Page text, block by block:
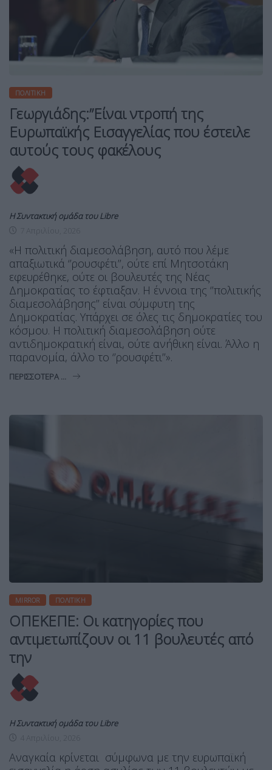
ΠΟΛΙΤΙΚΉ
Γεωργιάδης:”Είναι ντροπή της
Ευρωπαϊκής Εισαγγελίας που έστειλε
αυτούς τους φακέλους
Η Συντακτική ομάδα του Libre
«Η πολιτική διαμεσολάβηση, αυτό που λέμε
απαξιωτικά ‘’ρουσφέτι’’, ούτε επί Μητσοτάκη
εφευρέθηκε, ούτε οι βουλευτές της Νέας
Δημοκρατίας το έφτιαξαν. Η έννοια της ‘’πολιτικής
διαμεσολάβησης’’ είναι σύμφυτη της
Δημοκρατίας. Υπάρχει σε όλες τις δημοκρατίες του
κόσμου. Η πολιτική διαμεσολάβηση ούτε
αντιδημοκρατική είναι, ούτε ανήθικη είναι. Άλλο η
παρανομία, άλλο το ‘’ρουσφέτι’’».
ΠΕΡΙΣΣΌΤΕΡΑ ...
MIRROR ΠΟΛΙΤΙΚΉ
ΟΠΕΚΕΠΕ: Οι κατηγορίες που
αντιμετωπίζουν οι 11 βουλευτές από
την
Η Συντακτική ομάδα του Libre
Αναγκαία κρίνεται σύμφωνα με την ευρωπαϊκή